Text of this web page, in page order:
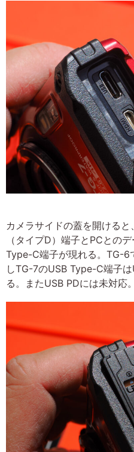
カメラサイドの蓋を開ける
（タイプD）端子とPCとの
Type-C端子が現れる。TG-6
しTG-7のUSB Type-C端子
る。またUSB PDには未対応。